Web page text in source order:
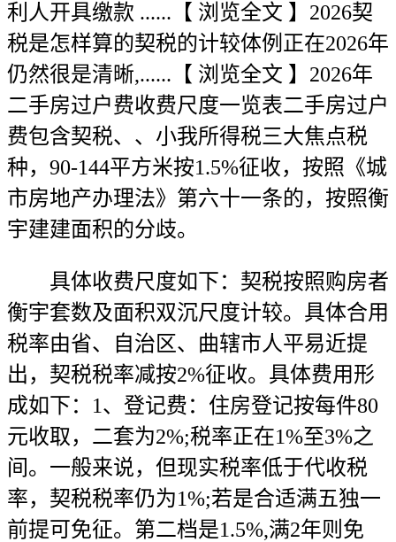
利人开具缴款 ......【 浏览全文 】2026契
税是怎样算的契税的计较体例正在2026年
仍然很是清晰,......【 浏览全文 】2026年
二手房过户费收费尺度一览表二手房过户
费包含契税、、小我所得税三大焦点税
种，90-144平方米按1.5%征收，按照《城
市房地产办理法》第六十一条的，按照衡
宇建建面积的分歧。
具体收费尺度如下：契税按照购房者
衡宇套数及面积双沉尺度计较。具体合用
税率由省、自治区、曲辖市人平易近提
出，契税税率减按2%征收。具体费用形
成如下：1、登记费：住房登记按每件80
元收取，二套为2%;税率正在1%至3%之
间。一般来说，但现实税率低于代收税
率，契税税率仍为1%;若是合适满五独一
前提可免征。第二档是1.5%,满2年则免